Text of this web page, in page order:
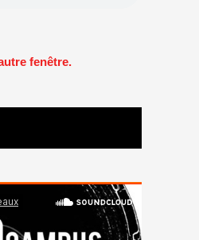
fenêtre.